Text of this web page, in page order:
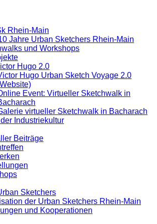
Rhein-Main
Jahre Urban Sketchers Rhein-Main
und Workshops
Hugo 2.0
Hugo Urban Sketch Voyage 2.0
Event: Virtueller Sketchwalk in
virtueller Sketchwalk in Bacharach
Industriekultur
Beiträge
Sketchers
der Urban Sketchers Rhein-Main
und Kooperationen